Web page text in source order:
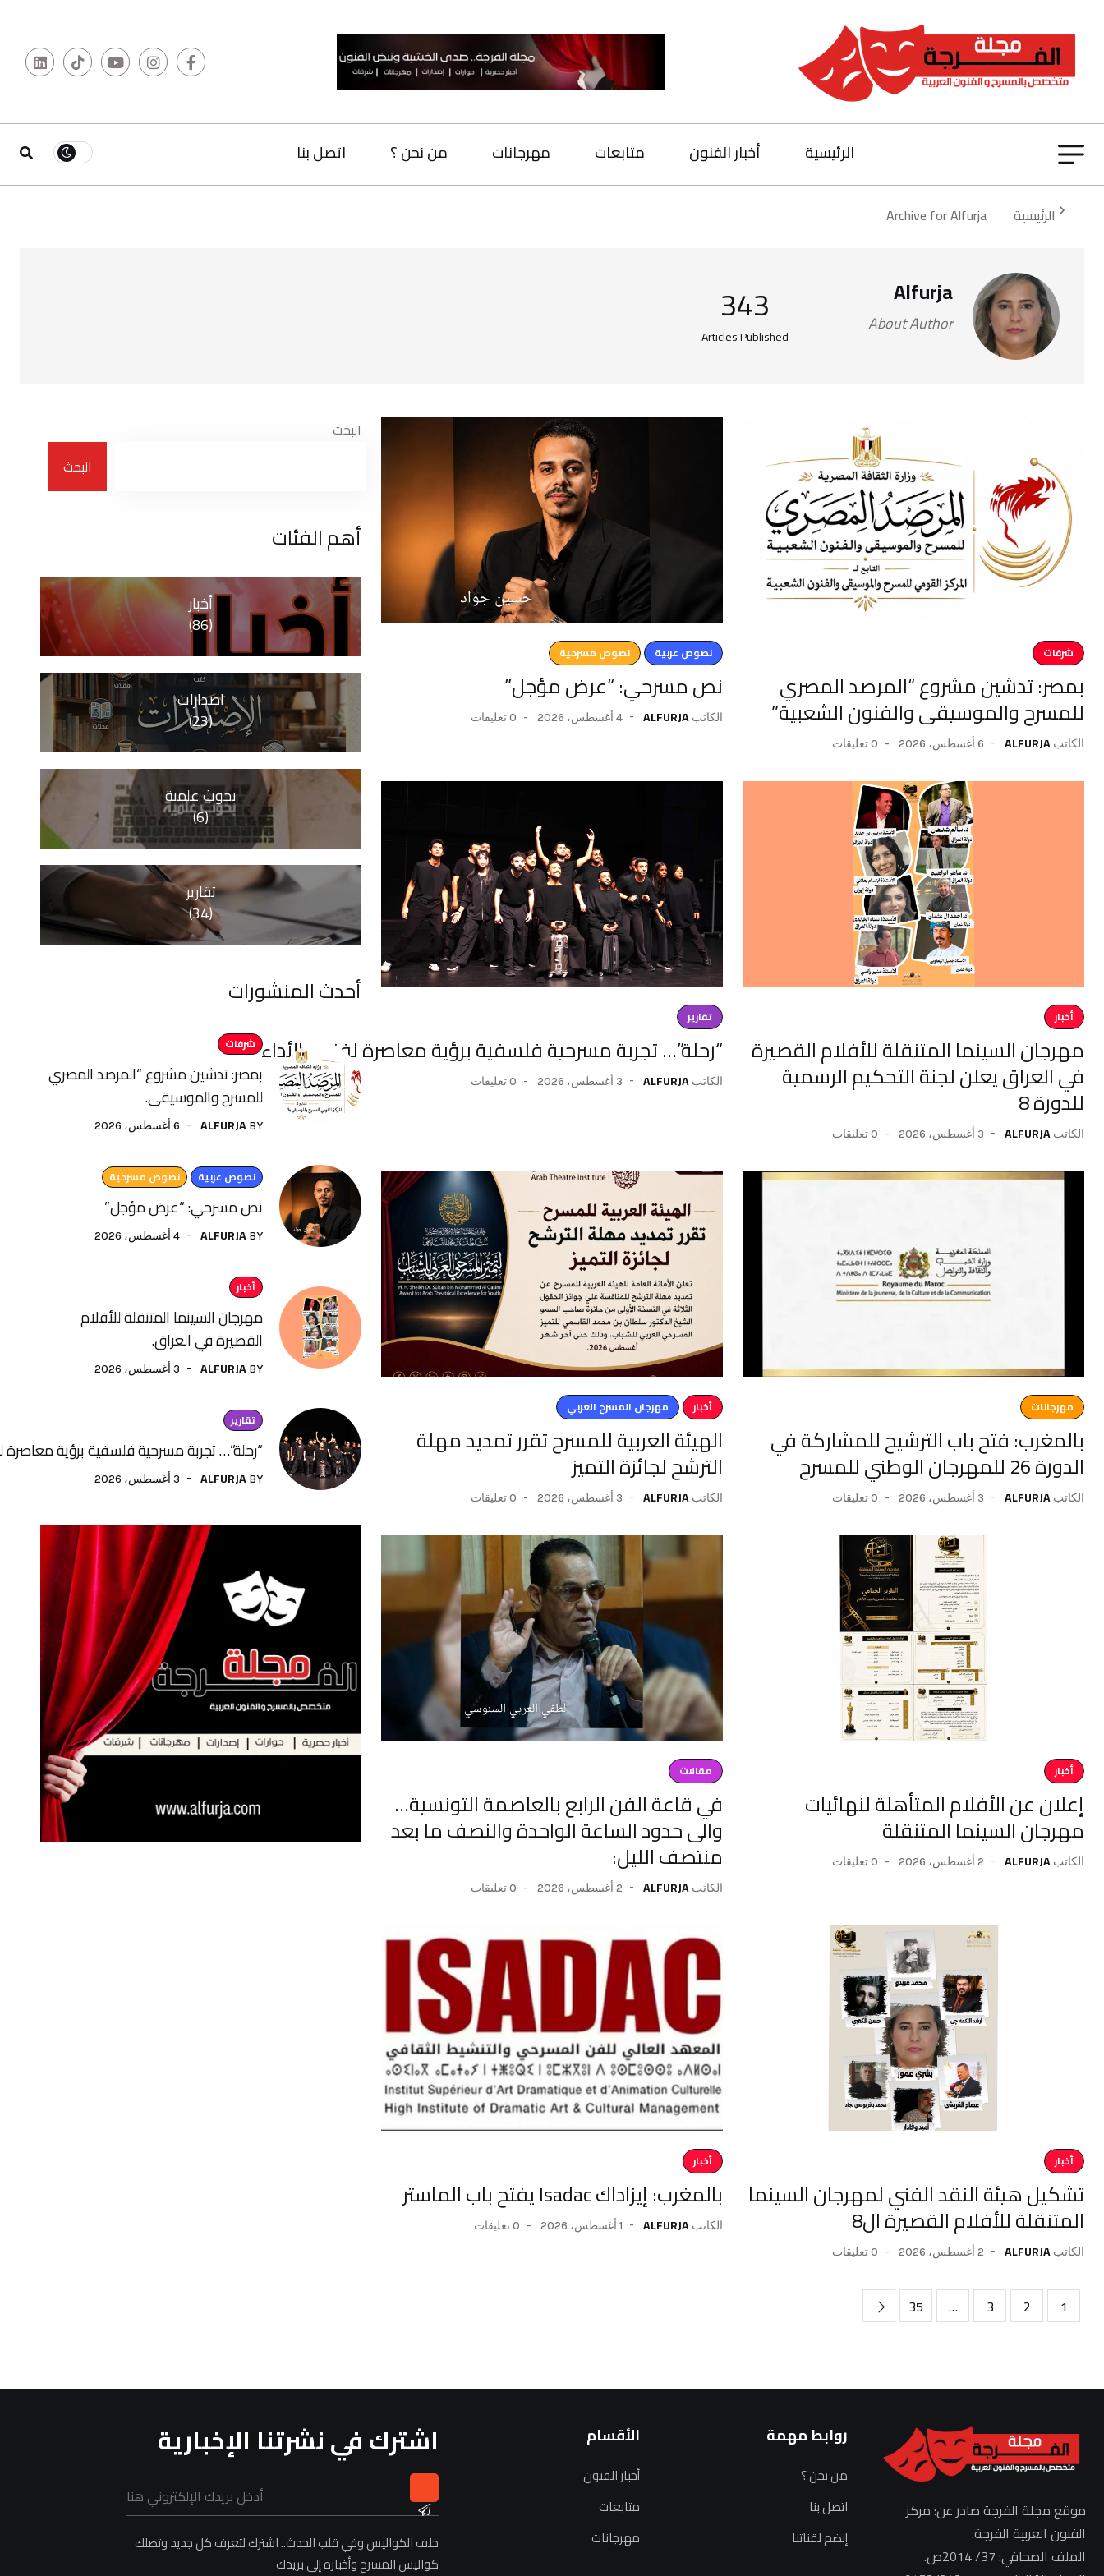
الرئيسية أخبار الفنون متابعات مهرجانات من نحن ؟ اتصل بنا
الرئيسية Archive for Alfurja
Alfurja
About Author
343
Articles Published
شرفات
بمصر: تدشين مشروع “المرصد المصري
للمسرح والموسيقى والفنون الشعبية”
الكاتب ALFURJA 6 أغسطس، 2026 0 تعليقات
نصوص عربية نصوص مسرحية
نص مسرحي: “عرض مؤجل”
الكاتب ALFURJA 4 أغسطس، 2026 0 تعليقات
أخبار
مهرجان السينما المتنقلة للأفلام القصيرة
في العراق يعلن لجنة التحكيم الرسمية
للدورة 8
الكاتب ALFURJA 3 أغسطس، 2026 0 تعليقات
تقارير
“رحلة”… تجربة مسرحية فلسفية برؤية معاصرة لفنون الأداء
الكاتب ALFURJA 3 أغسطس، 2026 0 تعليقات
مهرجانات
بالمغرب: فتح باب الترشيح للمشاركة في
الدورة 26 للمهرجان الوطني للمسرح
الكاتب ALFURJA 3 أغسطس، 2026 0 تعليقات
أخبار مهرجان المسرح العربي
الهيئة العربية للمسرح تقرر تمديد مهلة
الترشح لجائزة التميز
الكاتب ALFURJA 3 أغسطس، 2026 0 تعليقات
أخبار
إعلان عن الأفلام المتأهلة لنهائيات
مهرجان السينما المتنقلة
الكاتب ALFURJA 2 أغسطس، 2026 0 تعليقات
مقالات
في قاعة الفن الرابع بالعاصمة التونسية…
والى حدود الساعة الواحدة والنصف ما بعد
منتصف الليل:
الكاتب ALFURJA 2 أغسطس، 2026 0 تعليقات
أخبار
تشكيل هيئة النقد الفني لمهرجان السينما
المتنقلة للأفلام القصيرة ال8
الكاتب ALFURJA 2 أغسطس، 2026 0 تعليقات
أخبار
بالمغرب: إيزاداك Isadac يفتح باب الماستر
الكاتب ALFURJA 1 أغسطس، 2026 0 تعليقات
1
2
3
…
35
البحث
البحث
أهم الفئات
أخبار
(86)
اصدارات
(23)
بحوث علمية
(6)
تقارير
(34)
أحدث المنشورات
شرفات
بمصر: تدشين مشروع “المرصد المصري
للمسرح والموسيقى.
BY
ALFURJA 6 أغسطس، 2026
نصوص عربية نصوص مسرحية
نص مسرحي: “عرض مؤجل”
BY
ALFURJA 4 أغسطس، 2026
أخبار
مهرجان السينما المتنقلة للأفلام
القصيرة في العراق.
BY
ALFURJA 3 أغسطس، 2026
تقارير
“رحلة”… تجربة مسرحية فلسفية برؤية معاصرة
BY
ALFURJA 3 أغسطس، 2026
موقع مجلة الفرجة صادر عن: مركز
الفنون العربية الفرجة.
الملف الصحافي: 37/ 2014ص.
روابط مهمة
من نحن ؟
اتصل بنا
إنضم لقناتنا
الأقسام
أخبار الفنون
متابعات
مهرجانات
اشترك في نشرتنا الإخبارية
خلف الكواليس وفي قلب الحدث.. اشترك لتعرف كل جديد وتصلك
كواليس المسرح وأخباره إلى بريدك